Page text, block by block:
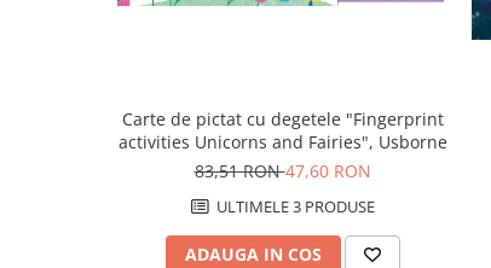
Carte de pictat cu degetele "Fingerprint
activities Unicorns and Fairies", Usborne
83,51 RON47,60 RON
ULTIMELE 3 PRODUSE
ADAUGA IN COS